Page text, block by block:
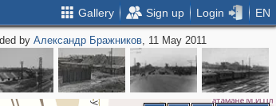
Gallery Sign up Login EN
byАлександр Бражников, 11 May 2011